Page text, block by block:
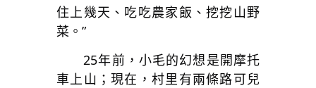
住上幾天、吃吃農家飯、挖挖山野
菜。”
25年前，小毛的幻想是開摩托
車上山；現在，村里有兩條路可兒